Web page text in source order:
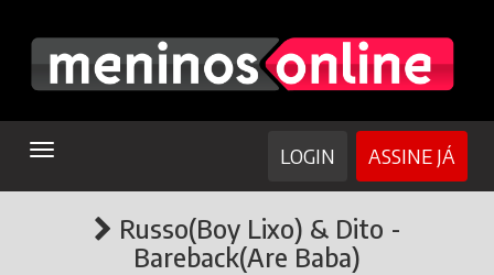
TOGGLE
ASSINE JÁ
LOGIN
Russo(Boy Lixo) & Dito -
Bareback(Are Baba)